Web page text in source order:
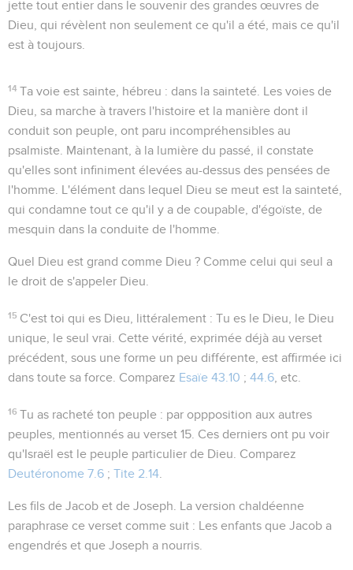
jette tout entier dans le souvenir des grandes œuvres de
Dieu, qui révèlent non seulement ce qu'il a été, mais ce qu'il
est à toujours.
14 Ta voie est sainte , hébreu : dans la sainteté . Les voies de
Dieu, sa marche à travers l'histoire et la manière dont il
conduit son peuple, ont paru incompréhensibles au
psalmiste. Maintenant, à la lumière du passé, il constate
qu'elles sont infiniment élevées au-dessus des pensées de
l'homme. L'élément dans lequel Dieu se meut est la sainteté,
qui condamne tout ce qu'il y a de coupable, d'égoïste, de
mesquin dans la conduite de l'homme.
Quel Dieu est grand comme Dieu ? Comme celui qui seul a
le droit de s'appeler Dieu.
15 C'est toi qui es Dieu , littéralement :Tu es le Dieu , le Dieu
unique, le seul vrai. Cette vérité, exprimée déjà au verset
précédent, sous une forme un peu différente, est affirmée ici
dans toute sa force. Comparez Esaïe 43.10 ; 44.6 , etc.
16 Tu as racheté ton peuple : par oppposition aux autres
peuples, mentionnés au verset 15. Ces derniers ont pu voir
qu'Israël est le peuple particulier de Dieu. Comparez
Deutéronome 7.6 ; Tite 2.14
Les fils de Jacob et de Joseph . La version chaldéenne
paraphrase ce verset comme suit : Les enfants que Jacob a
engendrés et que Joseph a nourris